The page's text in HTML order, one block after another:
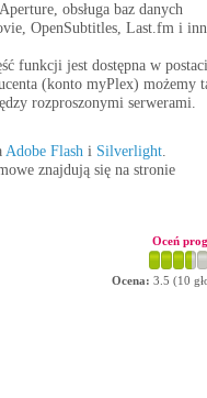
obsługa baz danych
OpenSubtitles, Last.fm i
funkcji jest dostępna w postaci
(konto myPlex) możemy
rozproszonymi serwerami.
Adobe Flash i Silverlight.
znajdują się na stronie
Oceń
Ocena: 3.5 (10